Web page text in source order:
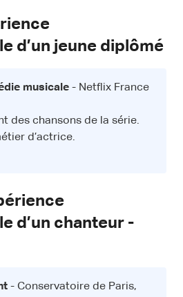
d’un jeune diplômé
musicale - Netflix France
des chansons de la série.
d’actrice.
d’un chanteur -
- Conservatoire de Paris,